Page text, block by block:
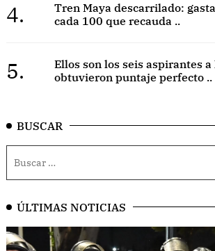
4.
Tren Maya descarrilado:
cada 100 que recauda ..
5.
Ellos son los seis aspirantes a
obtuvieron puntaje perfecto ..
BUSCAR
ÚLTIMAS NOTICIAS